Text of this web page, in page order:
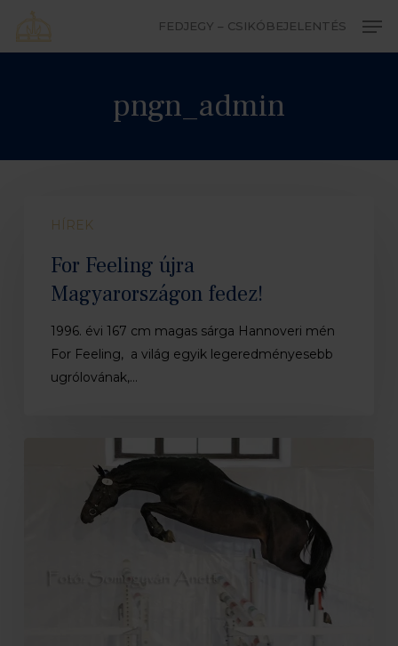
main
FEDJEGY – CSIKÓBEJELENTÉS
pngn_admin
Feeling
Magyarországon
fedez!
HÍREK
For Feeling újra
Magyarországon fedez!
1996. évi 167 cm magas sárga Hannoveri mén
For Feeling, a világ egyik legeredményesebb
ugrólovának,…
Kancavizsga
Mezőhegyes
Close